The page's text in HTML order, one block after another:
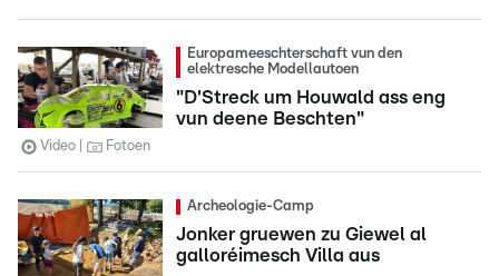
Europameeschterschaft vun den
elektresche Modellautoen
"D'Streck um Houwald ass eng
vun deene Beschten"
Video Fotoen
Archeologie-Camp
Jonker gruewen zu Giewel al
galloréimesch Villa aus